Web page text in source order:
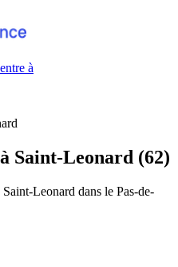
à
Saint-Leonard (62)
Saint-Leonard dans le Pas-de-